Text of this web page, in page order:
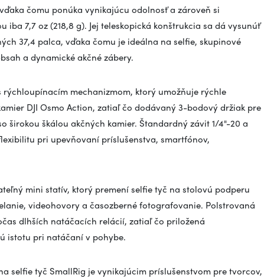
čomu ponúka vynikajúcu odolnosť a zároveň si
7,7 oz (218,8 g). Jej teleskopická konštrukcia sa dá vysunúť
37,4 palca, vďaka čomu je ideálna na selfie, skupinové
a dynamické akčné zábery.
mechanizmom, ktorý umožňuje rýchle
DJI Osmo Action, zatiaľ čo dodávaný 3-bodový držiak pre
širokou škálou akčných kamier. Štandardný závit 1/4"-20 a
pri upevňovaní príslušenstva, smartfónov,
mini statív, ktorý premení selfie tyč na stolovú podperu
videohovory a časozberné fotografovanie. Polstrovaná
dlhších natáčacích relácií, zatiaľ čo priložená
istotu pri natáčaní v pohybe.
selfie tyč SmallRig je vynikajúcim príslušenstvom pre tvorcov,